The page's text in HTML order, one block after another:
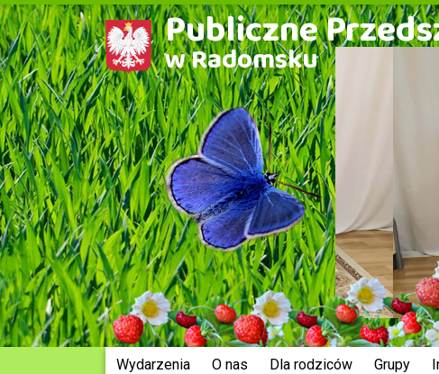
Publiczne
w Radomsku
Wydarzenia O nas Dla rodziców Grupy